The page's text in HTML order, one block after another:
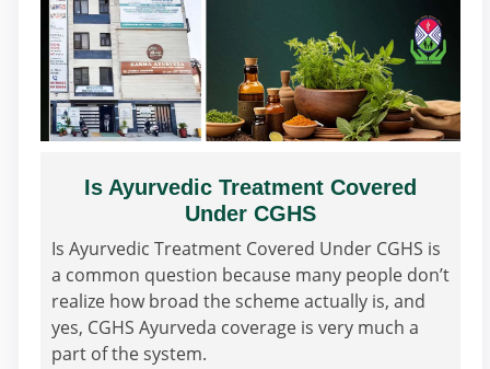
Is Ayurvedic Treatment Covered
Under CGHS
Is Ayurvedic Treatment Covered Under CGHS is
a common question because many people don’t
realize how broad the scheme actually is, and
yes, CGHS Ayurveda coverage is very much a
part of the system.